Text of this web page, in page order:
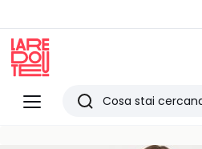
Menu
Redoute
Ricerca